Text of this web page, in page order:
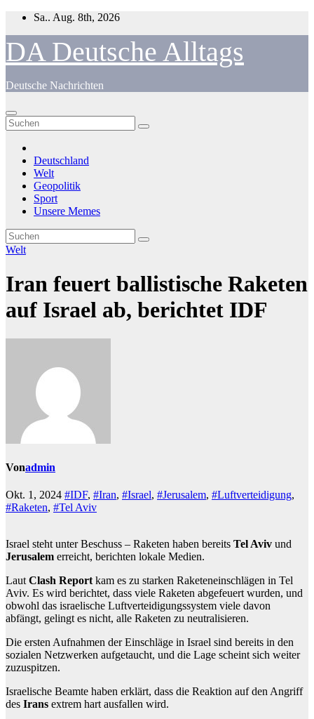
Zum
springen
Sa.. Aug. 8th, 2026
DA Deutsche Alltags
Deutsche Nachrichten
Deutschland
Welt
Geopolitik
Sport
Unsere Memes
Welt
Iran feuert ballistische Raketen
auf Israel ab, berichtet IDF
Vonadmin
Okt. 1, 2024 #IDF, #Iran, #Israel, #Jerusalem, #Luftverteidigung,
#Raketen, #Tel Aviv
Israel steht unter Beschuss – Raketen haben bereits Tel Aviv und
Jerusalem erreicht, berichten lokale Medien.
LautClash Reportkam es zu starken Raketeneinschlägen in Tel
Aviv. Es wird berichtet, dass viele Raketen abgefeuert wurden, und
obwohl das israelische Luftverteidigungssystem viele davon
abfängt, gelingt es nicht, alle Raketen zu neutralisieren.
Die ersten Aufnahmen der Einschläge in Israel sind bereits in den
sozialen Netzwerken aufgetaucht, und die Lage scheint sich weiter
zuzuspitzen.
Israelische Beamte haben erklärt, dass die Reaktion auf den Angriff
des Irans extrem hart ausfallen wird.